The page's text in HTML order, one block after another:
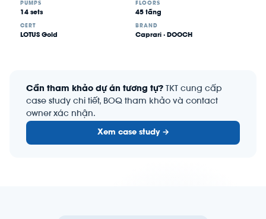
PUMPS
14 sets
FLOORS
45 tầng
CERT
LOTUS Gold
BRAND
Caprari · DOOCH
Cần tham khảo dự án tương tự? TKT cung cấp
case study chi tiết, BOQ tham khảo và contact
owner xác nhận.
Xem case study →